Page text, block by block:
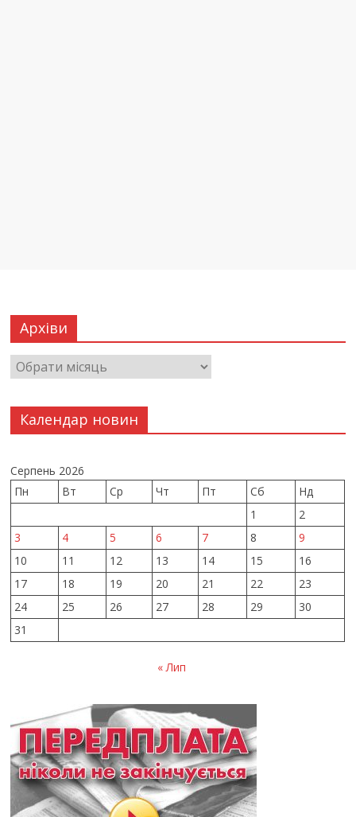
Архіви
Календар новин
Серпень 2026
Пн
Вт Ср Чт Пт Сб
Нд
1
2
3
4 5 6 7 8
9
10
11 12 13 14 15
16
17
18 19 20 21 22
23
24
25 26 27 28 29
30
31
« Лип